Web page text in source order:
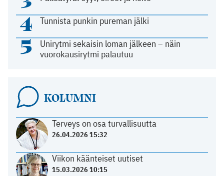
4 Tunnista punkin pureman jälki
5
Unirytmi sekaisin loman jälkeen – näin
vuorokausirytmi palautuu
KOLUMNI
Terveys on osa turvallisuutta
26.04.2026 15:32
Viikon käänteiset uutiset
15.03.2026 10:15